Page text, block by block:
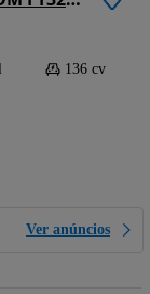
136 cv
Ver anúncios